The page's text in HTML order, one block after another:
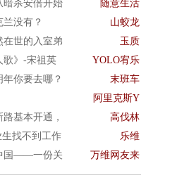
暗杀安倍开始 随意生活
兰没有？ 山蛟龙
在世的入室弟 玉质
歌》-宋祖英 YOLO宥乐
你要去哪？ 末班车
阿里克斯Y
基本开通， 高伐林
生找不到工作 乐维
国——一份关 万维网友来